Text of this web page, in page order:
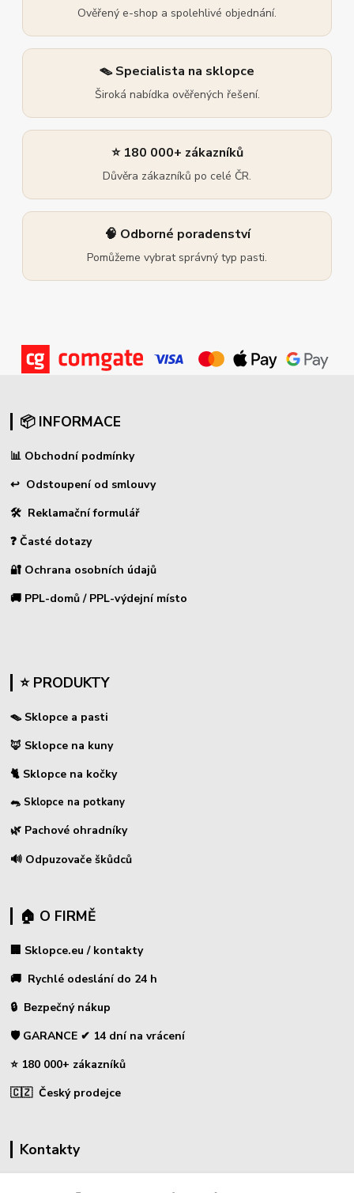
Ověřený e-shop a spolehlivé objednání.
🪤 Specialista na sklopce
Široká nabídka ověřených řešení.
⭐ 180 000+ zákazníků
Důvěra zákazníků po celé ČR.
🧠 Odborné poradenství
Pomůžeme vybrat správný typ pasti.
📦 INFORMACE
📊 Obchodní podmínky
↩ Odstoupení od smlouvy
🛠 Reklamační formulář
❓ Časté dotazy
🔐 Ochrana osobních údajů
🚚 PPL-domů / PPL-výdejní místo
⭐ PRODUKTY
🪤 Sklopce a pasti
🦊 Sklopce na kuny
🐈 Sklopce na kočky
🐀 Sklopce na potkany
🌿 Pachové ohradníky
🔊 Odpuzovače škůdců
🏠 O FIRMĚ
🏢 Sklopce.eu / kontakty
🚚 Rychlé odeslání do 24 h
🔒 Bezpečný nákup
🛡️ GARANCE ✔ 14 dní na vrácení
⭐ 180 000+ zákazníků
🇨🇿 Český prodejce
Kontakty